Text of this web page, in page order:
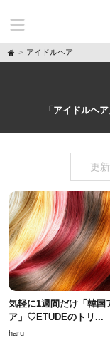
H
o
アイドルヘア
「アイドルヘ
更
気軽に1週間だけ「韓国
ア」♡ETUDEのトリ...
haru